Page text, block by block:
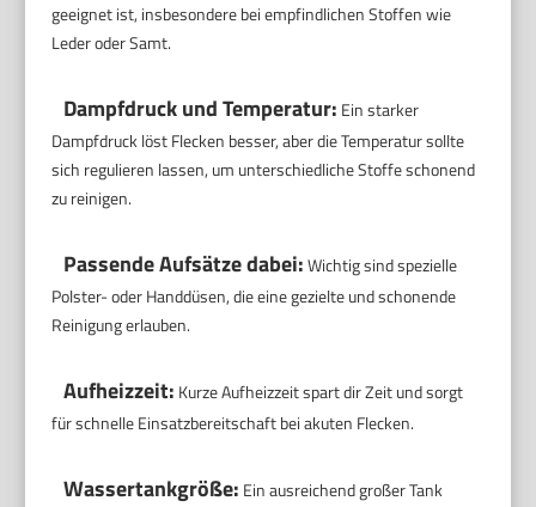
geeignet ist, insbesondere bei empfindlichen Stoffen wie
Leder oder Samt.
Dampfdruck und Temperatur: Ein starker
Dampfdruck löst Flecken besser, aber die Temperatur sollte
sich regulieren lassen, um unterschiedliche Stoffe schonend
zu reinigen.
Passende Aufsätze dabei:Wichtig sind spezielle
Polster- oder Handdüsen, die eine gezielte und schonende
Reinigung erlauben.
Aufheizzeit: Kurze Aufheizzeit spart dir Zeit und sorgt
für schnelle Einsatzbereitschaft bei akuten Flecken.
Wassertankgröße: Ein ausreichend großer Tank